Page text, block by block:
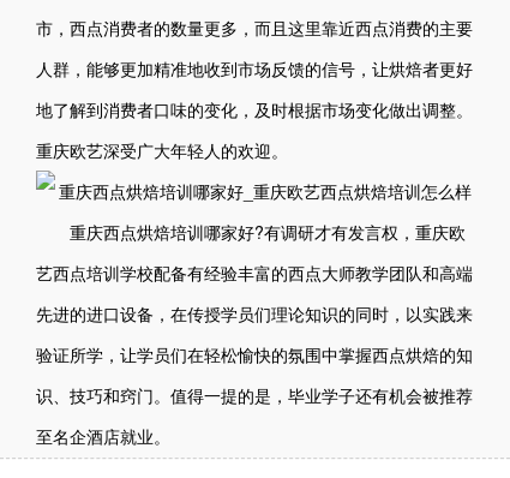
市，西点消费者的数量更多，而且这里靠近西点消费的主要
人群，能够更加精准地收到市场反馈的信号，让烘焙者更好
地了解到消费者口味的变化，及时根据市场变化做出调整。
重庆欧艺深受广大年轻人的欢迎。
重庆西点烘焙培训哪家好?有调研才有发言权，重庆欧
艺西点培训学校配备有经验丰富的西点大师教学团队和高端
先进的进口设备，在传授学员们理论知识的同时，以实践来
验证所学，让学员们在轻松愉快的氛围中掌握西点烘焙的知
识、技巧和窍门。值得一提的是，毕业学子还有机会被推荐
至名企酒店就业。